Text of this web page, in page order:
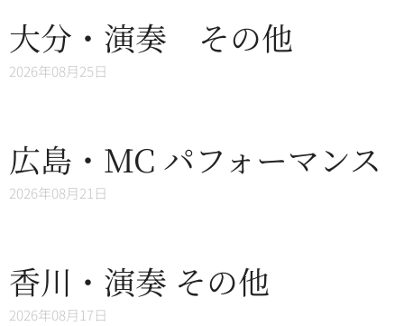
大分・演奏 その他
2026年08月25日
広島・MC パフォーマンス
2026年08月21日
香川・演奏 その他
2026年08月17日